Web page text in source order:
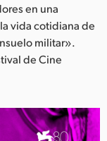
en una
vida cotidiana de
militar».
de Cine